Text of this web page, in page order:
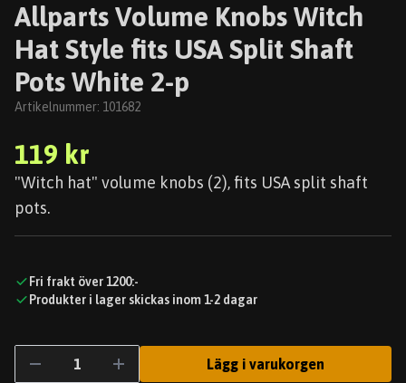
Allparts Volume Knobs Witch
Hat Style fits USA Split Shaft
Pots White 2-p
Artikelnummer: 101682
119 kr
"Witch hat" volume knobs (2), fits USA split shaft
pots.
Fri frakt över 1200:-
Produkter i lager skickas inom 1-2 dagar
Lägg i varukorgen